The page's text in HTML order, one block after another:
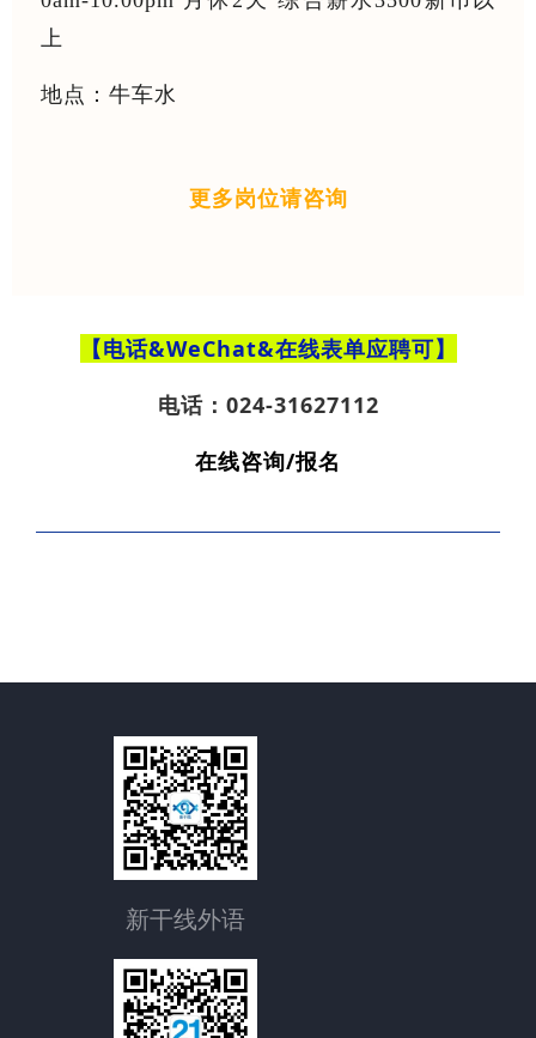
上
地点：牛车水
更多岗位请咨询
【电话&WeChat&在线表单应聘可】
电话：024-31627112
在线咨询/报名
新干线外语